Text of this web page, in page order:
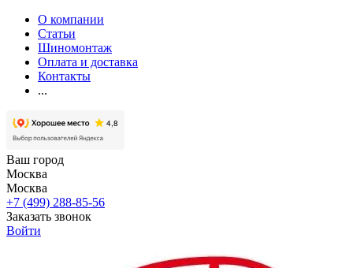
О компании
Статьи
Шиномонтаж
Оплата и доставка
Контакты
...
Ваш город
Москва
Москва
+7 (499) 288-85-56
Заказать звонок
Войти